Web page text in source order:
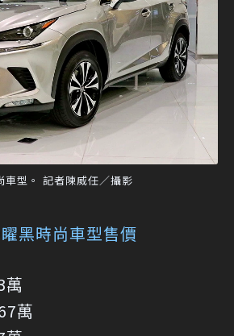
車型。 記者陳威任／攝影
黑時尚車型售價
萬
萬